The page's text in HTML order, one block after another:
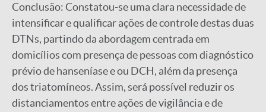
Conclusão: Constatou-se uma clara necessidade de
intensificar e qualificar ações de controle destas duas
DTNs, partindo da abordagem centrada em
domicílios com presença de pessoas com diagnóstico
prévio de hanseníase e ou DCH, além da presença
dos triatomíneos. Assim, será possível reduzir os
distanciamentos entre ações de vigilância e de